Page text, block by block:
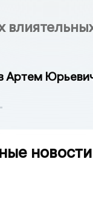
Артем
новости